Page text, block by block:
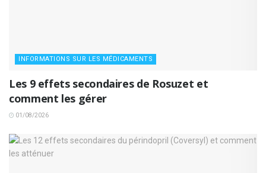
INFORMATIONS SUR LES MÉDICAMENTS
Les 9 effets secondaires de Rosuzet et
comment les gérer
01/08/2026